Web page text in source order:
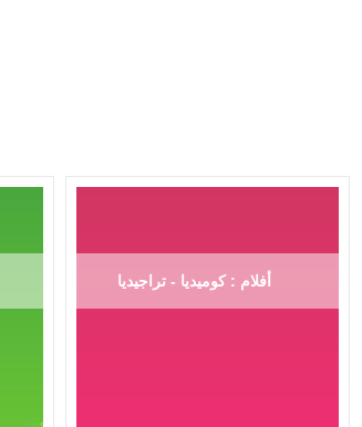
أفلام : كوميديا - تراجيديا